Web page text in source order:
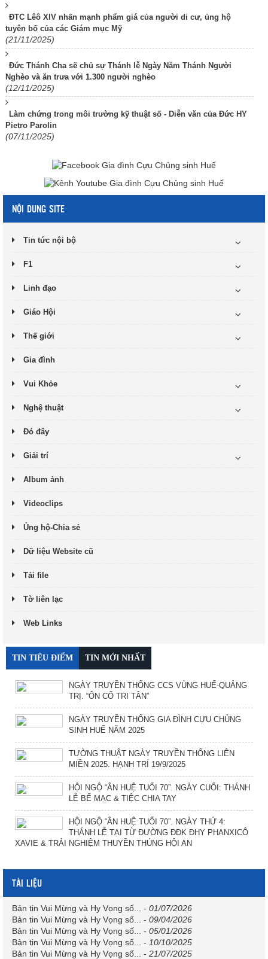
ĐTC Lêô XIV nhấn mạnh phẩm giá của người di cư, ủng hộ
tuyên bố của các Giám mục Mỹ
(21/11/2025)
Đức Thánh Cha sẽ chủ sự Thánh lễ Ngày Năm Thánh Người
Nghèo và ăn trưa với 1.300 người nghèo
(12/11/2025)
Làm chứng trong môi trường kỹ thuật số - Diễn văn của Đức HY
Pietro Parolin
(07/11/2025)
NỘI DUNG SITE
Tin tức nội bộ
F1
Linh đạo
Giáo Hội
Thế giới
Gia đình
Vui Khỏe
Nghệ thuật
Đó đây
Giải trí
Album ảnh
Videoclips
Ủng hộ-Chia sẻ
Dữ liệu Website cũ
Tải file
Tờ liên lạc
Web Links
TIN TIÊU ĐIỂM TIN MỚI NHẤT
NGÀY TRUYỀN THỐNG CCS VÙNG HUẾ-QUẢNG
TRỊ. “ÔN CỐ TRI TÂN”
NGÀY TRUYỀN THỐNG GIA ĐÌNH CỰU CHỦNG
SINH HUẾ NĂM 2025
TƯỜNG THUẬT NGÀY TRUYỀN THỐNG LIÊN
MIỀN 2025. HẠNH TRÍ 19/9/2025
HỘI NGỘ “ÂN HUỆ TUỔI 70”. NGÀY CUỐI: THÁNH
LỄ BẾ MẠC & TIỆC CHIA TAY
HỘI NGỘ “ÂN HUỆ TUỔI 70”. NGÀY THỨ 4:
THÁNH LỄ TẠI TỪ ĐƯỜNG ĐĐK ĐHY PHANXICÔ
XAVIE & TRẢI NGHIỆM THUYỀN THÚNG HỘI AN
TÀI LIỆU
Bản tin Vui Mừng và Hy Vọng số... - 01/07/2026
Bản tin Vui Mừng và Hy Vọng số...
- 09/04/2026
Bản tin Vui Mừng và Hy Vọng số...
- 05/01/2026
Bản tin Vui Mừng và Hy Vọng số...
- 10/10/2025
Bản tin Vui Mừng và Hy Vọng số...
- 21/07/2025